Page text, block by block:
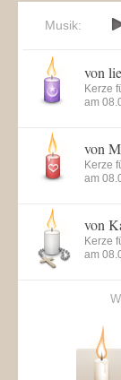
Musik:
von
Kerze
am
von
Kerze
am
von
Kerze
am